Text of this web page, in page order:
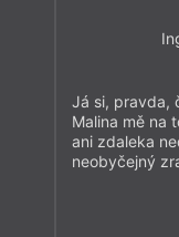
Já si, pravda,
Malina mě na
ani zdaleka
neobyčejný